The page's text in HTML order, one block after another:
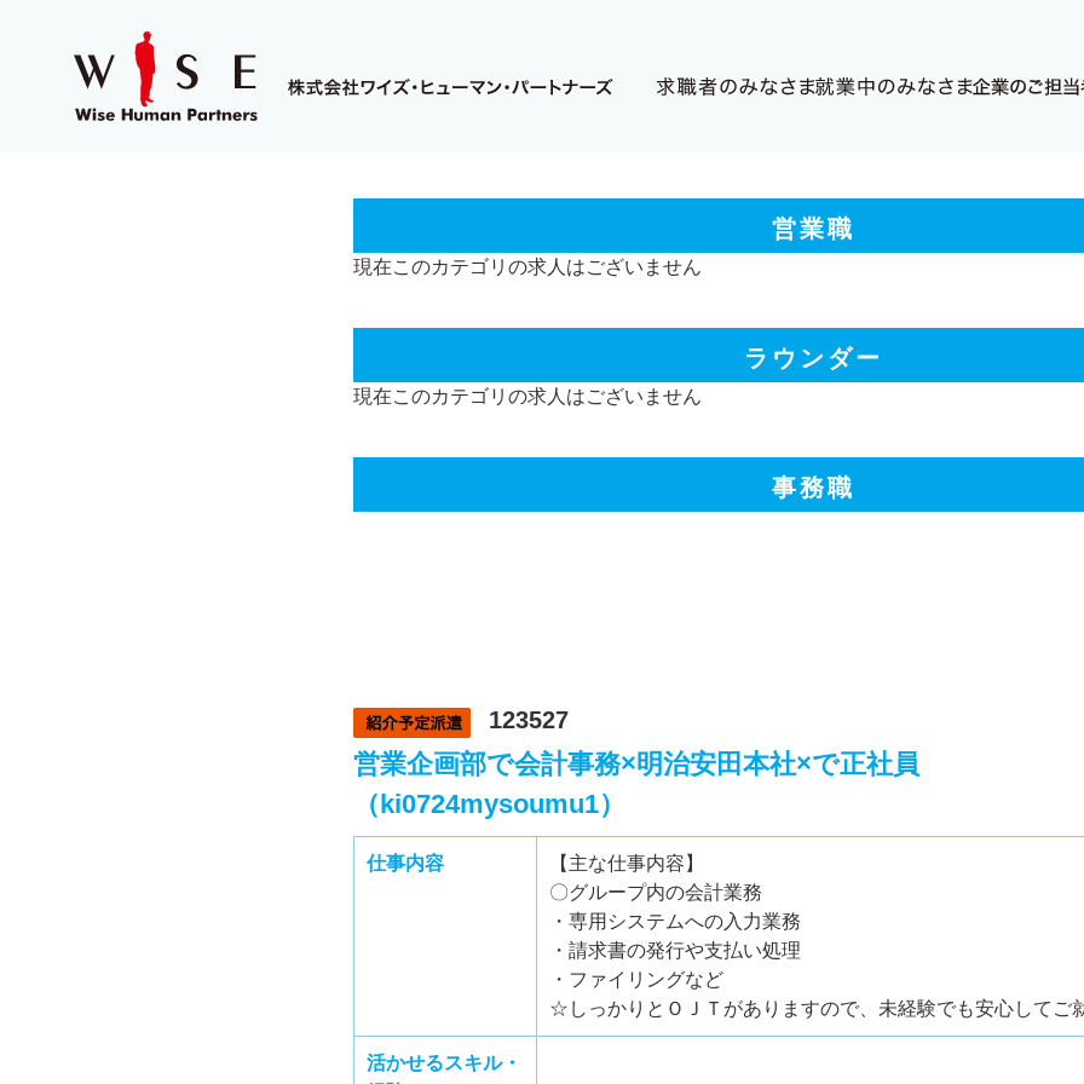
営業職
現在このカテゴリの求人はございません
ラウンダー
現在このカテゴリの求人はございません
事務職
123527
営業企画部で会計事務×明治安田本社×で正社員
（ki0724mysoumu1）
仕事内容
【主な仕事内容】
〇グループ内の会計業務
・専用システムへの入力業務
・請求書の発行や支払い処理
・ファイリングなど
☆しっかりとＯＪＴがありますので、未経験でも安心してご
活かせるスキル・